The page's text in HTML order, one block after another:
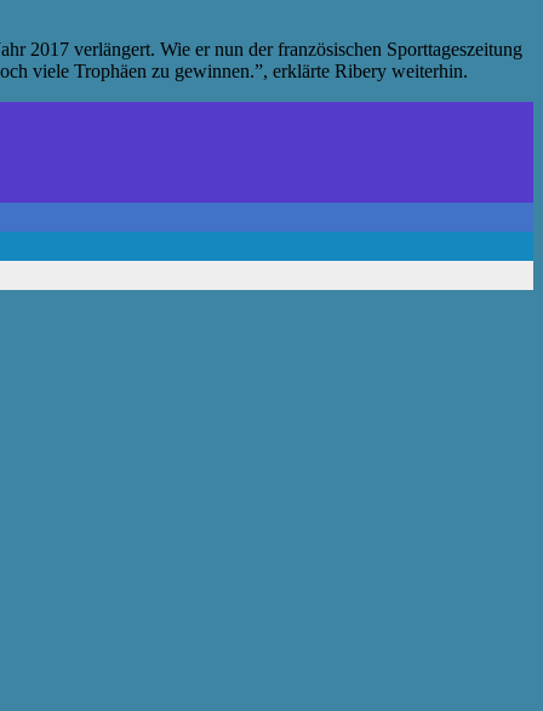
2017 verlängert. Wie er nun der französischen Sporttageszeitung
viele Trophäen zu gewinnen.”, erklärte Ribery weiterhin.